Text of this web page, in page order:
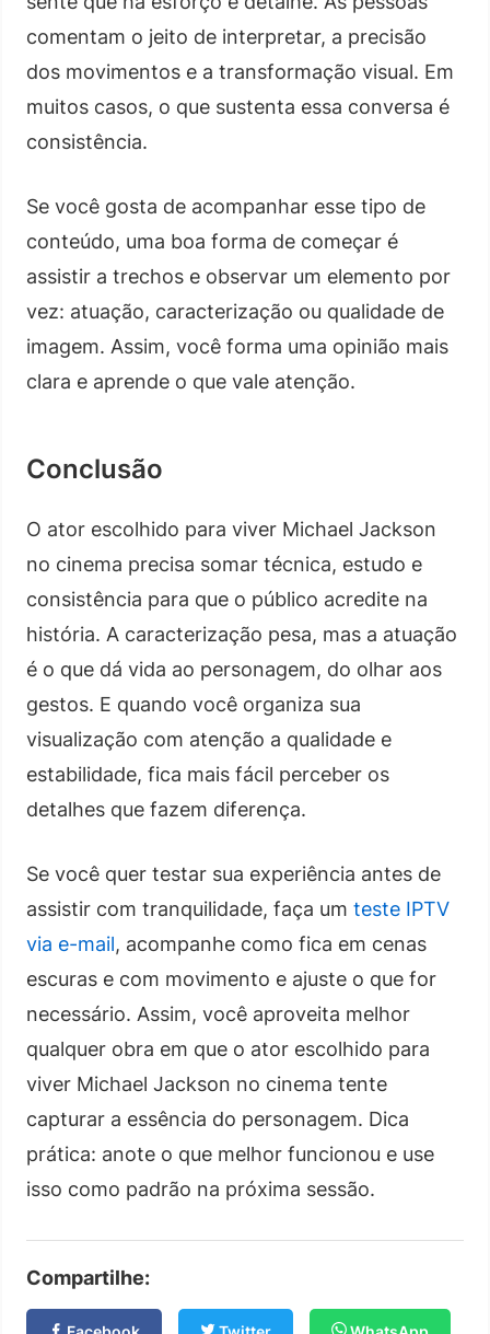
comentam o jeito de interpretar, a precisão
dos movimentos e a transformação visual. Em
muitos casos, o que sustenta essa conversa é
consistência.
Se você gosta de acompanhar esse tipo de
conteúdo, uma boa forma de começar é
assistir a trechos e observar um elemento por
vez: atuação, caracterização ou qualidade de
imagem. Assim, você forma uma opinião mais
clara e aprende o que vale atenção.
Conclusão
O ator escolhido para viver Michael Jackson
no cinema precisa somar técnica, estudo e
consistência para que o público acredite na
história. A caracterização pesa, mas a atuação
é o que dá vida ao personagem, do olhar aos
gestos. E quando você organiza sua
visualização com atenção a qualidade e
estabilidade, fica mais fácil perceber os
detalhes que fazem diferença.
Se você quer testar sua experiência antes de
assistir com tranquilidade, faça um teste IPTV
via e-mail, acompanhe como fica em cenas
escuras e com movimento e ajuste o que for
necessário. Assim, você aproveita melhor
qualquer obra em que o ator escolhido para
viver Michael Jackson no cinema tente
capturar a essência do personagem. Dica
prática: anote o que melhor funcionou e use
isso como padrão na próxima sessão.
Compartilhe: